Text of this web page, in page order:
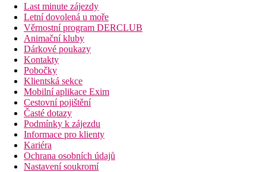
Last minute zájezdy
Letní dovolená u moře
Věrnostní program DERCLUB
Animační kluby
Dárkové poukazy
Kontakty
Pobočky
Klientská sekce
Mobilní aplikace Exim
Cestovní pojištění
Časté dotazy
Podmínky k zájezdu
Informace pro klienty
Kariéra
Ochrana osobních údajů
Nastavení soukromí